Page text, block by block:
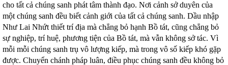
cho tất cả chúng sanh phát tâm thành đạo. Nơi cảnh sở duyên của
một chúng sanh đều biết cảnh giới của tất cả chúng sanh. Dầu nhập
Như Lai Nhứt thiết trí địa mà chẳng bỏ hạnh Bồ tát, cũng chẳng bỏ
sự nghiệp, trí huệ, phương tiện của Bồ tát, mà vẫn không sở tác. Vì
mỗi mỗi chúng sanh trụ vô lượng kiếp, mà trong vô số kiếp khó gặp
được. Chuyển chánh pháp luân, điều phục chúng sanh đều không bỏ